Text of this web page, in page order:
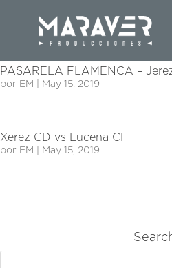
|May 15, 2019
PASARELA FLAMENCA –
por EM May 15, 2019
Xerez CD vs Lucena CF
por EM May 15, 2019